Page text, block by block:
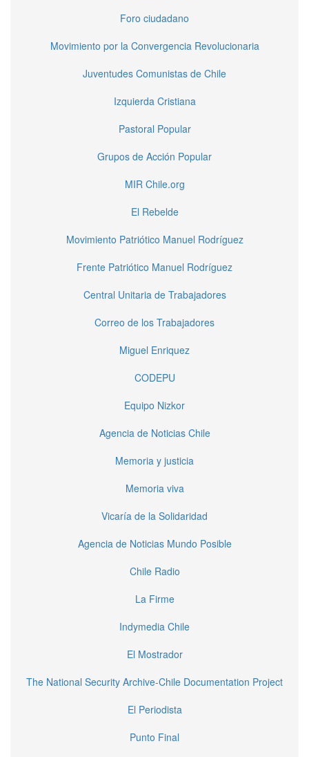
Foro ciudadano
Movimiento por la Convergencia Revolucionaria
Juventudes Comunistas de Chile
Izquierda Cristiana
Pastoral Popular
Grupos de Acción Popular
MIR Chile.org
El Rebelde
Movimiento Patriótico Manuel Rodríguez
Frente Patriótico Manuel Rodríguez
Central Unitaria de Trabajadores
Correo de los Trabajadores
Miguel Enriquez
CODEPU
Equipo Nizkor
Agencia de Noticias Chile
Memoria y justicia
Memoria viva
Vicaría de la Solidaridad
Agencia de Noticias Mundo Posible
Chile Radio
La Firme
Indymedia Chile
El Mostrador
The National Security Archive-Chile Documentation Project
El Periodista
Punto Final